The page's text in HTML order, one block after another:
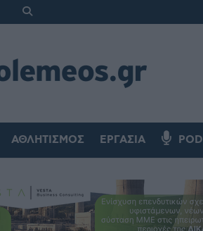
ΑΘΛΗΤΙΣΜΌΣ ΕΡΓΑΣΊΑ